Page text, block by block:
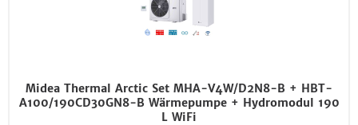
Midea Thermal Arctic Set MHA-V4W/D2N8-B + HBT-
A100/190CD30GN8-B Wärmepumpe + Hydromodul 190
L WiFi